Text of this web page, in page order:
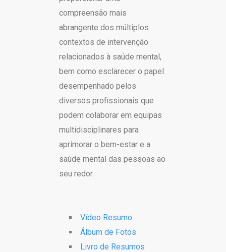
compreensão mais
abrangente dos múltiplos
contextos de intervenção
relacionados à saúde mental,
bem como esclarecer o papel
desempenhado pelos
diversos profissionais que
podem colaborar em equipas
multidisciplinares para
aprimorar o bem-estar e a
saúde mental das pessoas ao
seu redor.
Vídeo Resumo
Álbum de Fotos
Livro de Resumos